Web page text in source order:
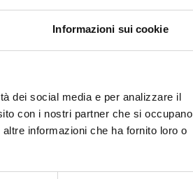
Informazioni sui cookie
dei social media e per analizzare il
con i nostri partner che si occupano
informazioni che ha fornito loro o
cursori per
e di
sito.